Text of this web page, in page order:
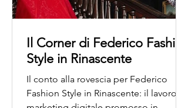
Il Corner di Federico Fashion
Style in Rinascente
Il conto alla rovescia per Federico
Fashion Style in Rinascente: il lavoro di